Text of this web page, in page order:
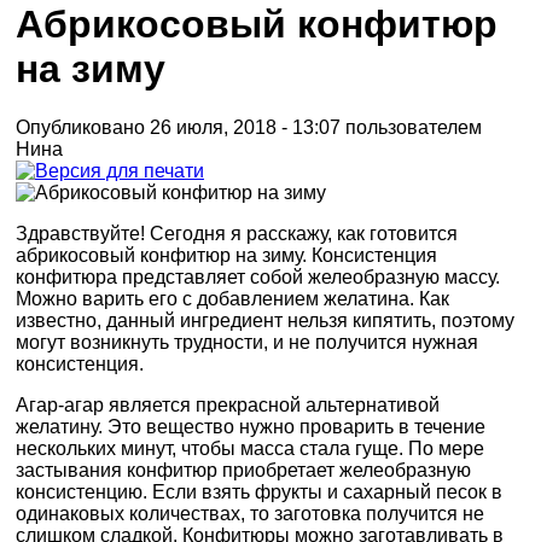
Абрикосовый конфитюр
на зиму
Опубликовано 26 июля, 2018 - 13:07 пользователем
Нина
Здравствуйте! Сегодня я расскажу, как готовится
абрикосовый конфитюр на зиму. Консистенция
конфитюра представляет собой желеобразную массу.
Можно варить его с добавлением желатина. Как
известно, данный ингредиент нельзя кипятить, поэтому
могут возникнуть трудности, и не получится нужная
консистенция.
Агар-агар является прекрасной альтернативой
желатину. Это вещество нужно проварить в течение
нескольких минут, чтобы масса стала гуще. По мере
застывания конфитюр приобретает желеобразную
консистенцию. Если взять фрукты и сахарный песок в
одинаковых количествах, то заготовка получится не
слишком сладкой. Конфитюры можно заготавливать в